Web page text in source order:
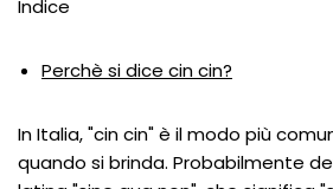
Indice
Perchè si dice cin cin?
In Italia, "cin cin" è il modo più
quando si brinda. Probabilmente